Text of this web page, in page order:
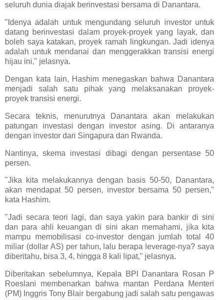
seluruh dunia diajak berinvestasi bersama di Danantara.
"Idenya adalah untuk mengundang seluruh investor untuk
datang berinvestasi dalam proyek-proyek yang layak, dan
boleh saya katakan, proyek ramah lingkungan. Jadi idenya
adalah untuk mendanai dan menggerakkan transisi energi
hijau ini," jelasnya.
Dengan kata lain, Hashim menegaskan bahwa Danantara
menjadi salah satu pihak yang melaksanakan proyek-
proyek transisi energi.
Secara teknis, menurutnya Danantara akan melakukan
patungan investasi dengan investor asing. Di antaranya
dengan investor dari Singapura dan Rwanda.
Nantinya, skema investasi dibagi dengan persentase 50
persen.
"Jika kita melakukannya dengan basis 50-50, Danantara,
akan mendapat 50 persen, investor bersama 50 persen,"
kata Hashim.
"Jadi secara teori lagi, dan saya yakin para bankir di sini
dan para ahli keuangan di sini akan memahami, jika kita
mampu memobilisasi co-investor dengan jumlah total 40
miliar (dollar AS) per tahun, lalu berapa leverage-nya? saya
diberitahu, bisa 3, 4, hingga 8 kali lipat," jelasnya.
Diberitakan sebelumnya, Kepala BPI Danantara Rosan P
Roeslani membenarkan bahwa mantan Perdana Menteri
(PM) Inggris Tony Blair bergabung jadi salah satu pengawas